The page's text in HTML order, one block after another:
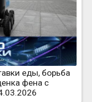
еды, борьба
фена с